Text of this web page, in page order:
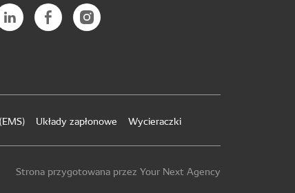
Układy zapłonowe Wycieraczki
Strona przygotowana przez Your Next Agency